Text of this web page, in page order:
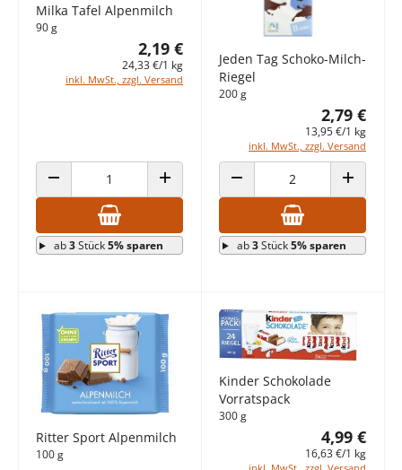
Milka Tafel Alpenmilch
90 g
2,19 €
24,33 €/1 kg
inkl. MwSt., zzgl. Versand
ANZAHL VERRINGERN ANZAHL ERHÖHEN
ab3Stück5% sparen
Jeden Tag Schoko-Milch-
Riegel
200 g
2,79 €
13,95 €/1 kg
inkl. MwSt., zzgl. Versand
ANZAHL VERRINGERN ANZAHL
ab3Stück5% sparen
Ritter Sport Alpenmilch
100 g
Kinder Schokolade
Vorratspack
300 g
4,99 €
16,63 €/1 kg